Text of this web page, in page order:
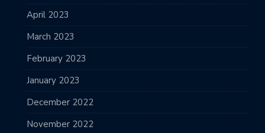
April 2023
March 2023
February 2023
January 2023
December 2022
November 2022